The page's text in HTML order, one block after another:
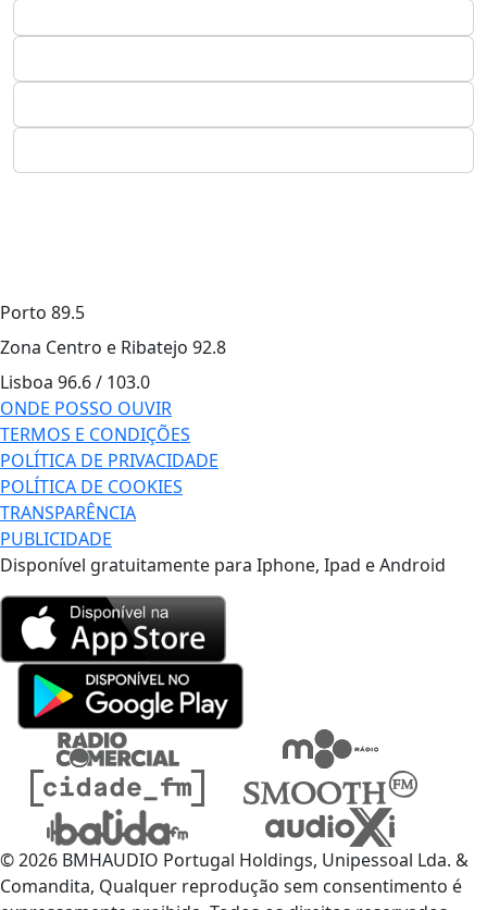
Porto 89.5
Zona Centro e Ribatejo 92.8
Lisboa 96.6 / 103.0
ONDE POSSO OUVIR
TERMOS E CONDIÇÕES
POLÍTICA DE PRIVACIDADE
POLÍTICA DE COOKIES
TRANSPARÊNCIA
PUBLICIDADE
Disponível gratuitamente para Iphone, Ipad e Android
© 2026 BMHAUDIO Portugal Holdings, Unipessoal Lda. &
Comandita, Qualquer reprodução sem consentimento é